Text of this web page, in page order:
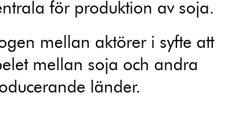
för produktion av soja.
mellan aktörer i syfte att
mellan soja och andra
länder.